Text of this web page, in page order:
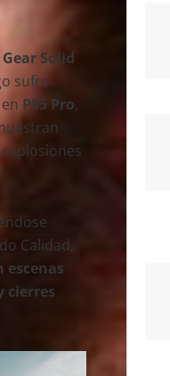
Solid
sufre
PS5 Pro,
Calidad,
escenas
cierres